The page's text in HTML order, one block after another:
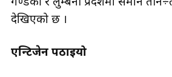
देखिएको छ ।
एन्टिजेन पठाइयो